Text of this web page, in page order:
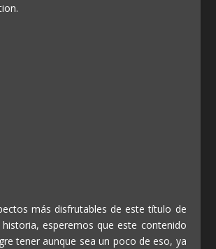
más disfrutables de este título de
esperemos que este contenido
tener aunque sea un poco de eso, ya